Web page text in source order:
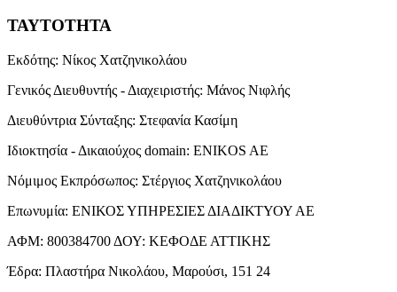
ΤΑΥΤΟΤΗΤΑ
Εκδότης: Νίκος Χατζηνικολάου
Γενικός Διευθυντής - Διαχειριστής: Μάνος Νιφλής
Διευθύντρια Σύνταξης: Στεφανία Κασίμη
Ιδιοκτησία - Δικαιούχος domain: ENIKOS AE
Νόμιμος Εκπρόσωπος: Στέργιος Χατζηνικολάου
Επωνυμία: ΕΝΙΚΟΣ ΥΠΗΡΕΣΙΕΣ ΔΙΑΔΙΚΤΥΟΥ ΑΕ
ΑΦΜ: 800384700 ΔΟΥ: ΚΕΦΟΔΕ ΑΤΤΙΚΗΣ
Έδρα: Πλαστήρα Νικολάου, Μαρούσι, 151 24